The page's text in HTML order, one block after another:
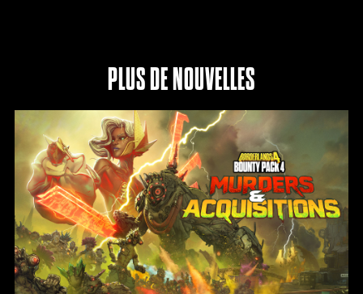
que
de
confi
denti
alité
de
YouT
ube
et le
PLUS DE NOUVELLES